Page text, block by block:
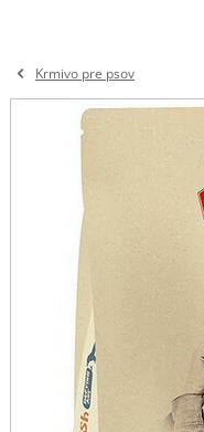
Krmivo pre psov